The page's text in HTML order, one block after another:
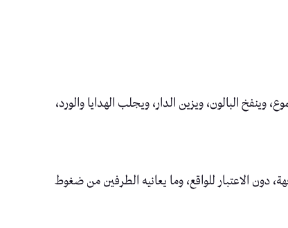
البالون، ويزين الدار، ويجلب الهدايا والورد،
الاعتبار للواقع، وما يعانيه الطرفين من ضغوط